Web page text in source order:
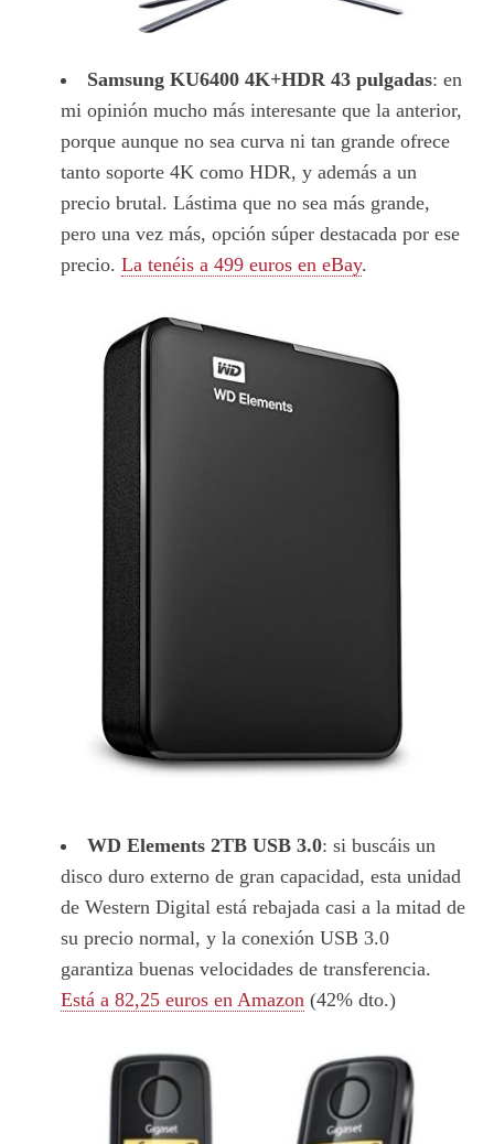
Samsung KU6400 4K+HDR 43 pulgadas: en
mi opinión mucho más interesante que la anterior,
porque aunque no sea curva ni tan grande ofrece
tanto soporte 4K como HDR, y además a un
precio brutal. Lástima que no sea más grande,
pero una vez más, opción súper destacada por ese
precio. La tenéis a 499 euros en eBay.
WD Elements 2TB USB 3.0: si buscáis un
disco duro externo de gran capacidad, esta unidad
de Western Digital está rebajada casi a la mitad de
su precio normal, y la conexión USB 3.0
garantiza buenas velocidades de transferencia.
Está a 82,25 euros en Amazon (42% dto.)